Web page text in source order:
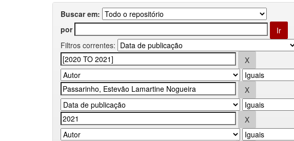
Buscar em:
por
Filtros correntes: